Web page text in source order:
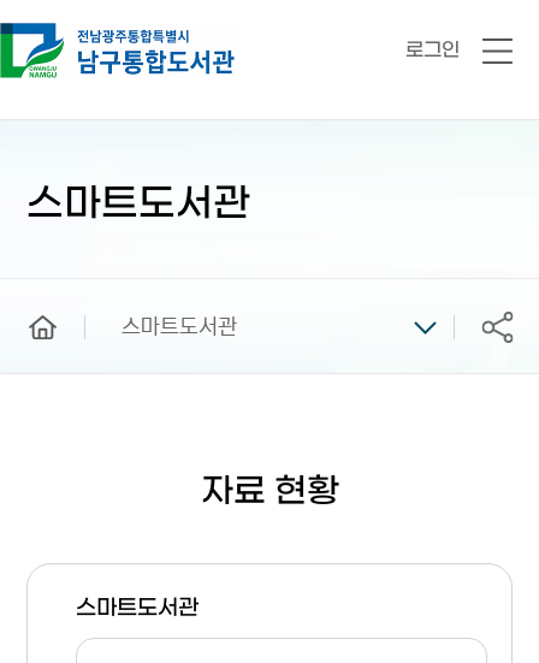
로그인
전
스마트도서관
스마트도서관 공유
자료 현황
스마트도서관